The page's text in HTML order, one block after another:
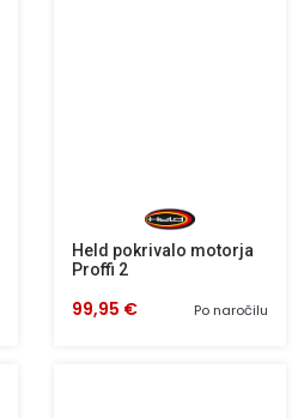
Held pokrivalo motorja
Proffi 2
Po naročilu
99,95 €